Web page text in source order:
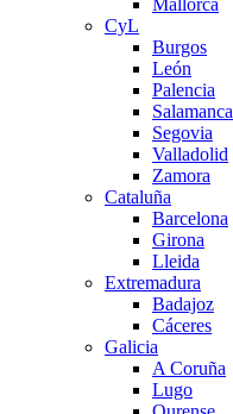
Mallorca
CyL
Burgos
León
Palencia
Salamanca
Segovia
Valladolid
Zamora
Cataluña
Barcelona
Girona
Lleida
Extremadura
Badajoz
Cáceres
Galicia
A Coruña
Lugo